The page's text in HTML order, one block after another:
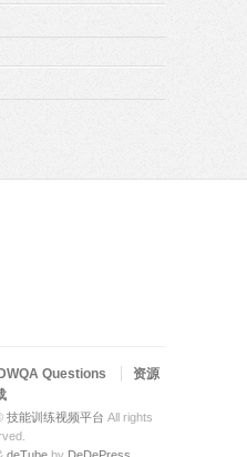
DWQA Questions
资源
技能训练视频平台 All rights